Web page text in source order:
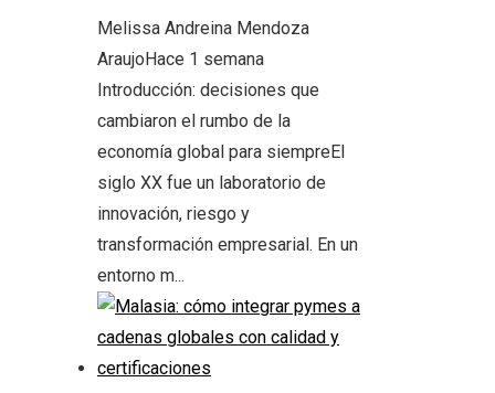
Melissa Andreina Mendoza
AraujoHace 1 semana
Introducción: decisiones que
cambiaron el rumbo de la
economía global para siempreEl
siglo XX fue un laboratorio de
innovación, riesgo y
transformación empresarial. En un
entorno m...